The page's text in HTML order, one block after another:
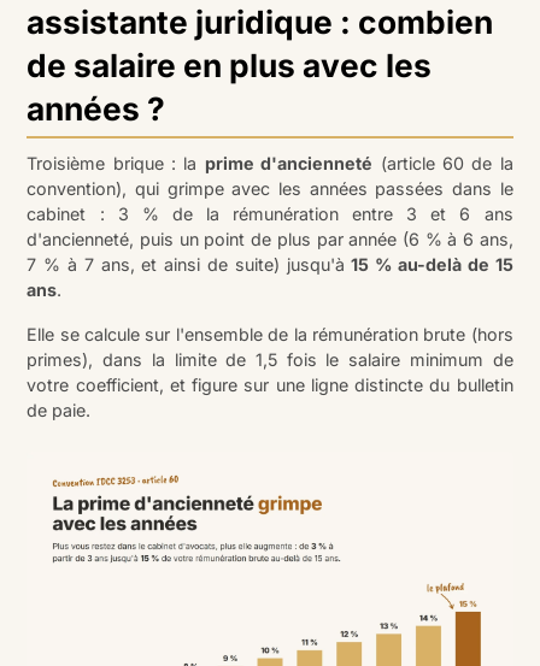
assistante juridique : combien
de salaire en plus avec les
années ?
Troisième brique : la prime d'ancienneté (article 60 de la
convention), qui grimpe avec les années passées dans le
cabinet : 3 % de la rémunération entre 3 et 6 ans
d'ancienneté, puis un point de plus par année (6 % à 6 ans,
7 % à 7 ans, et ainsi de suite) jusqu'à15 % au-delà de 15
ans.
Elle se calcule sur l'ensemble de la rémunération brute (hors
primes), dans la limite de 1,5 fois le salaire minimum de
votre coefficient, et figure sur une ligne distincte du bulletin
de paie.